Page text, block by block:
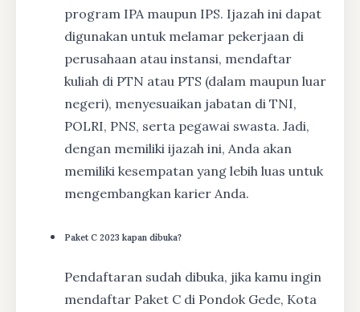
program IPA maupun IPS. Ijazah ini dapat
digunakan untuk melamar pekerjaan di
perusahaan atau instansi, mendaftar
kuliah di PTN atau PTS (dalam maupun luar
negeri), menyesuaikan jabatan di TNI,
POLRI, PNS, serta pegawai swasta. Jadi,
dengan memiliki ijazah ini, Anda akan
memiliki kesempatan yang lebih luas untuk
mengembangkan karier Anda.
Paket C 2023 kapan dibuka?
Pendaftaran sudah dibuka, jika kamu ingin
mendaftar Paket C di Pondok Gede, Kota